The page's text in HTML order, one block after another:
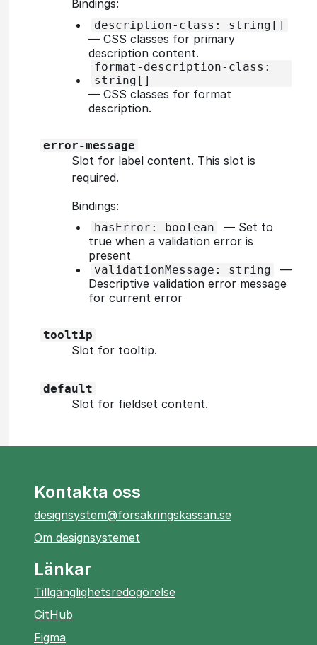
Bindings:
description-class: string[]
— CSS classes for primary
description content.
format-description-class:
string[]
— CSS classes for format
description.
error-message
Slot for label content. This slot is
required.
Bindings:
hasError: boolean — Set to
true when a validation error is
present
validationMessage: string
—
Descriptive validation error message
for current error
tooltip
Slot for tooltip.
default
Slot for fieldset content.
Kontakta oss
designsystem@forsakringskassan.se
Om designsystemet
Länkar
Tillgänglighetsredogörelse
GitHub
öppnas
iFigma
öppnas